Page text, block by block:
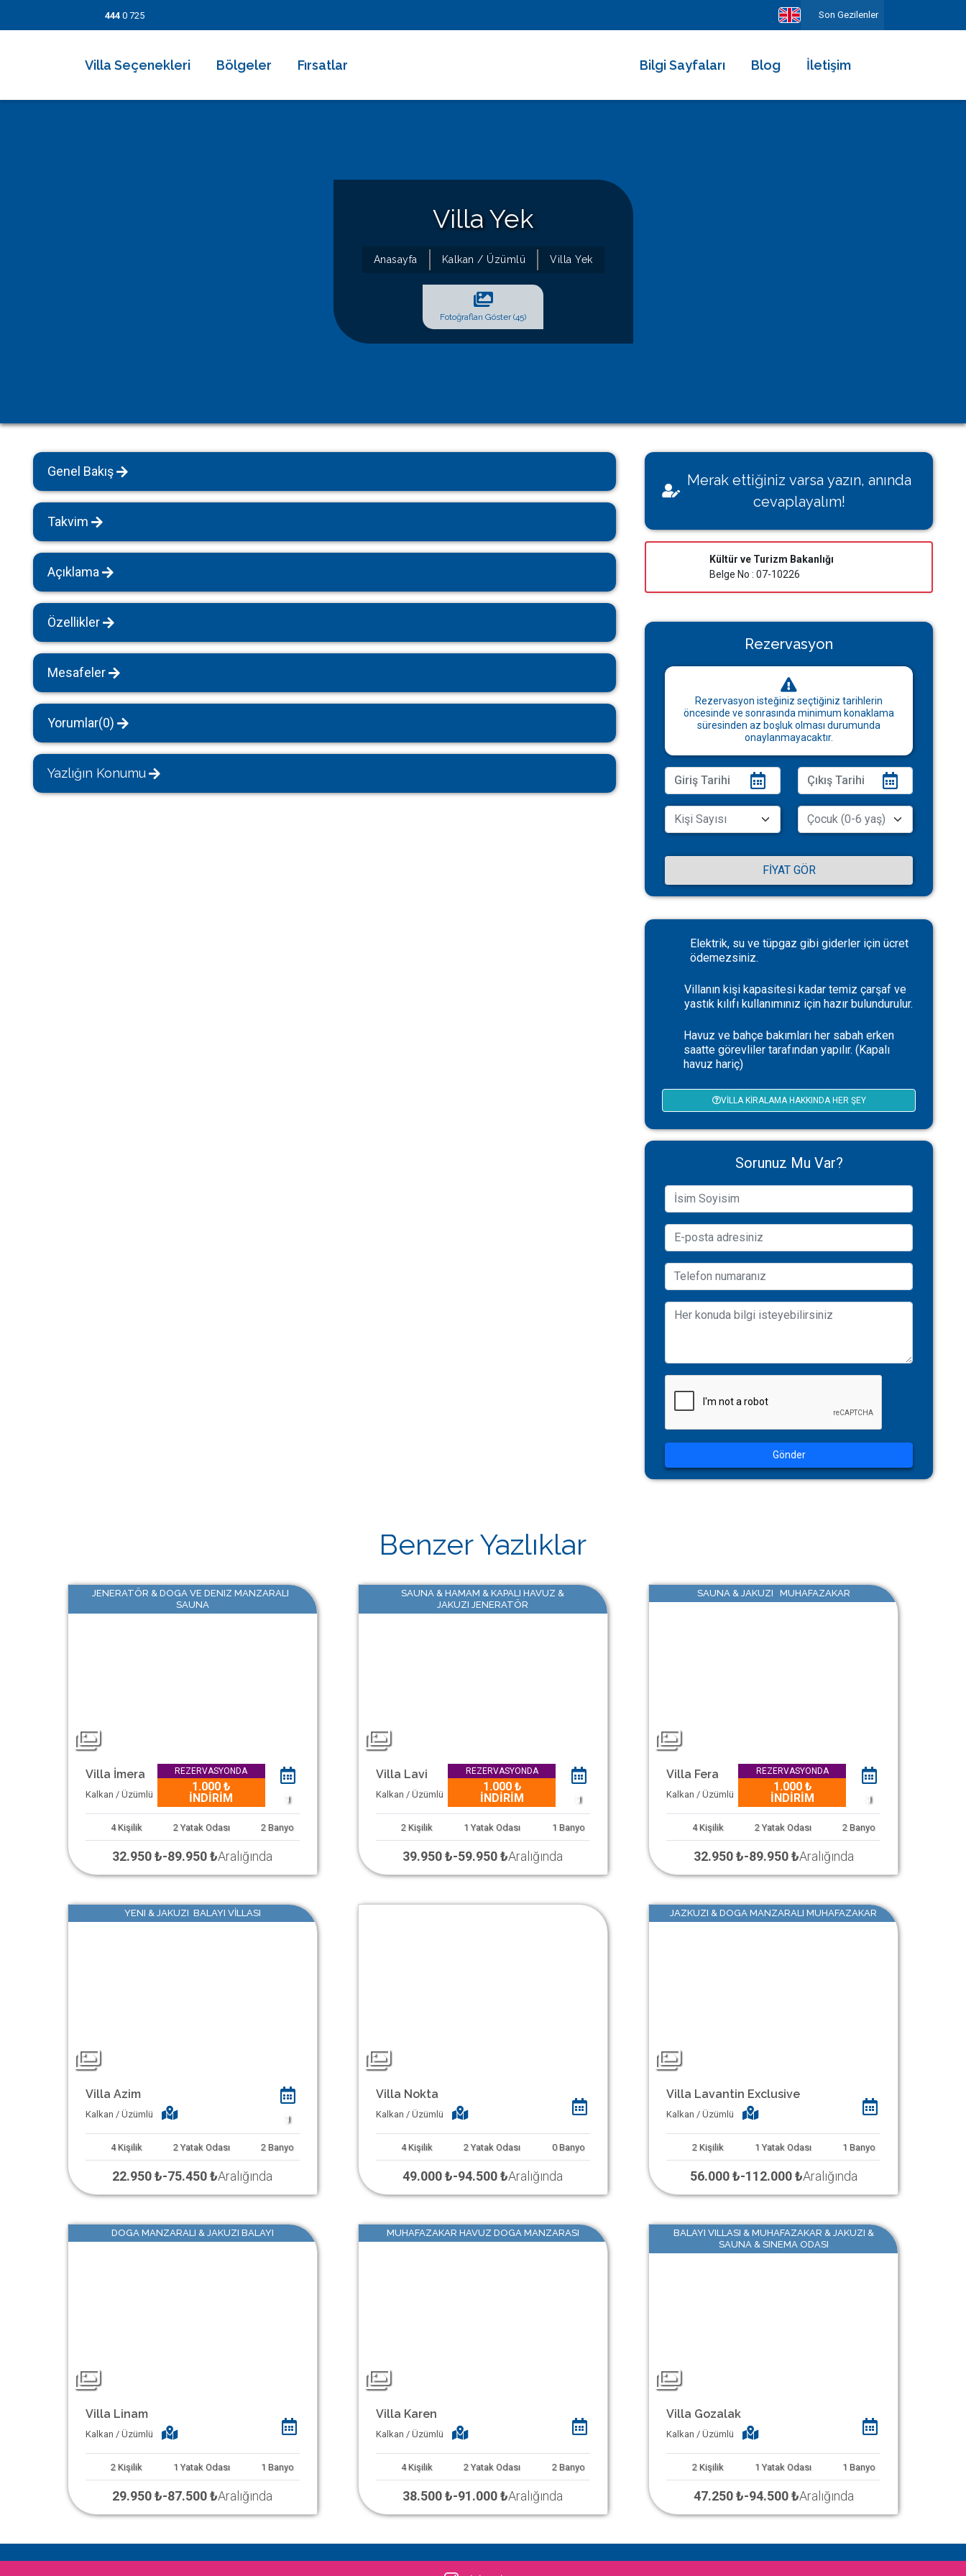
444 0 725 Son Gezilenler
Villa Seçenekleri
Kiralık Apartlar
Bungalov Evler
Kahvaltı Dahil Villalar
Tüm Villalar
Bölgeler Fırsatlar Bilgi Sayfaları
Villamı Kiraya Vermek İstiyorum
Sağlığınız Bizim İçin Değerli
Konut İzin Belge Başvurusu
Bakanlık Belgeli Konutlar
Blog İletişim
Villa Yek
Anasayfa Kalkan / Üzümlü Villa Yek
Fotoğrafları Göster (45)
Genel Bakış
Takvim
Açıklama
Özellikler
Mesafeler
Yorumlar(0)
Yazlığın Konumu
Merak ettiğiniz varsa yazın, anında
cevaplayalım!
Kültür ve Turizm Bakanlığı
Belge No : 07-10226
Rezervasyon
Rezervasyon isteğiniz seçtiğiniz tarihlerin
öncesinde ve sonrasında minimum konaklama
süresinden az boşluk olması durumunda
onaylanmayacaktır.
FIYAT GÖR
Elektrik, su ve tüpgaz gibi giderler için ücret
ödemezsiniz.
Villanın kişi kapasitesi kadar temiz çarşaf ve
yastık kılıfı kullanımınız için hazır bulundurulur.
Havuz ve bahçe bakımları her sabah erken
saatte görevliler tarafından yapılır. (Kapalı
havuz hariç)
VILLA KIRALAMA HAKKINDA HER ŞEY
Sorunuz Mu Var?
Gönder
Benzer Yazlıklar
JENERATÖR & DOGA VE DENIZ MANZARALI
SAUNA
Villa İmera
Kalkan / Üzümlü
REZERVASYONDA
1.000 ₺
İNDİRİM
1
4 Kişilik 2 Yatak Odası 2 Banyo
32.950 ₺-89.950 ₺Aralığında
SAUNA & HAMAM & KAPALI HAVUZ &
JAKUZI JENERATÖR
Villa Lavi
Kalkan / Üzümlü
REZERVASYONDA
1.000 ₺
İNDİRİM
1
2 Kişilik 1 Yatak Odası 1 Banyo
39.950 ₺-59.950 ₺Aralığında
SAUNA & JAKUZI MUHAFAZAKAR
Villa Fera
Kalkan / Üzümlü
REZERVASYONDA
1.000 ₺
İNDİRİM
1
4 Kişilik 2 Yatak Odası 2 Banyo
32.950 ₺-89.950 ₺Aralığında
YENI & JAKUZI BALAYI VİLLASI
Villa Azim
Kalkan / Üzümlü 1
4 Kişilik 2 Yatak Odası 2 Banyo
22.950 ₺-75.450 ₺Aralığında
Villa Nokta
Kalkan / Üzümlü
4 Kişilik 2 Yatak Odası 0 Banyo
49.000 ₺-94.500 ₺Aralığında
JAZKUZI & DOGA MANZARALI MUHAFAZAKAR
Villa Lavantin Exclusive
Kalkan / Üzümlü
2 Kişilik 1 Yatak Odası 1 Banyo
56.000 ₺-112.000 ₺Aralığında
DOGA MANZARALI & JAKUZI BALAYI
Villa Linam
Kalkan / Üzümlü
2 Kişilik 1 Yatak Odası 1 Banyo
29.950 ₺-87.500 ₺Aralığında
MUHAFAZAKAR HAVUZ DOGA MANZARASI
Villa Karen
Kalkan / Üzümlü
4 Kişilik 2 Yatak Odası 2 Banyo
38.500 ₺-91.000 ₺Aralığında
BALAYI VILLASI & MUHAFAZAKAR & JAKUZI &
SAUNA & SINEMA ODASI
Villa Gozalak
Kalkan / Üzümlü
2 Kişilik 1 Yatak Odası 1 Banyo
47.250 ₺-94.500 ₺Aralığında